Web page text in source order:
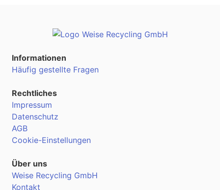
Informationen
Häufig gestellte Fragen
Rechtliches
Impressum
Datenschutz
AGB
Cookie-Einstellungen
Über uns
Weise Recycling GmbH
Kontakt